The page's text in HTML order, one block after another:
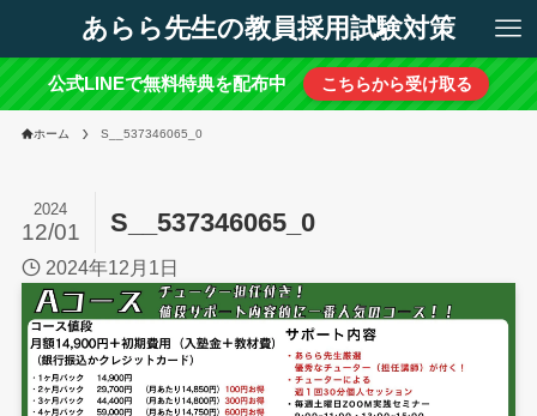
あらら先生の教員採用試験対策
公式LINEで無料特典を配布中 こちらから受け取る
ホーム S__537346065_0
S__537346065_0
2024
12/01
2024年12月1日